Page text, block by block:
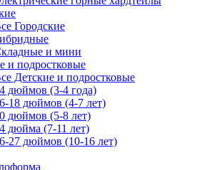
Городские
и мини
и подростковые
Детские и подростковые
дюймов (3-4 года)
18 дюймов (4-7 лет)
дюймов (5-8 лет)
дюйма (7-11 лет)
27 дюймов (10-16 лет)